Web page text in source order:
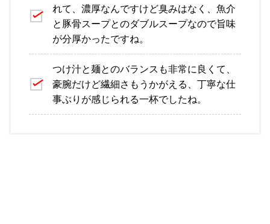
れて、濃厚なんですけど臭みはなく、魚介
と豚骨スープとのダブルスープなので旨味
が分厚かったですね。
つけ汁と麺とのバランスも非常に良くて、
豪腕だけど繊細さもうかがえる、丁寧な仕
事ぶりが感じられる一杯でしたね。